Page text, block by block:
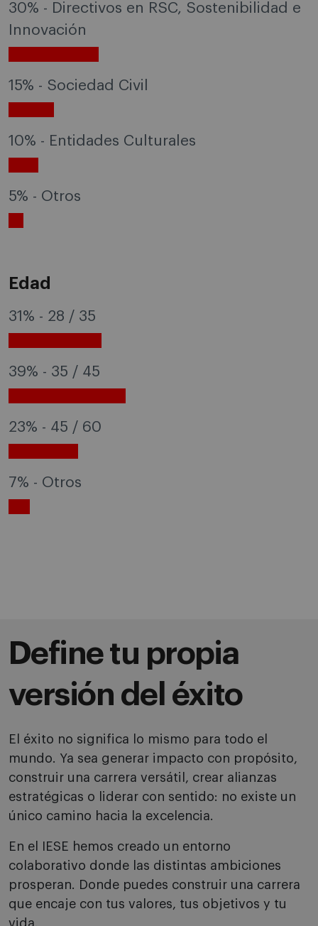
30% - Directivos en RSC, Sostenibilidad e
Innovación
15% - Sociedad Civil
10% - Entidades Culturales
5% - Otros
Edad
31% - 28 / 35
39% - 35 / 45
23% - 45 / 60
7% - Otros
Define tu propia
versión del éxito
El éxito no significa lo mismo para todo el
mundo. Ya sea generar impacto con propósito,
construir una carrera versátil, crear alianzas
estratégicas o liderar con sentido: no existe un
único camino hacia la excelencia.
En el IESE hemos creado un entorno
colaborativo donde las distintas ambiciones
prosperan. Donde puedes construir una carrera
que encaje con tus valores, tus objetivos y tu
vida.